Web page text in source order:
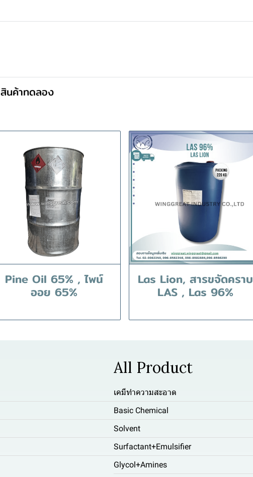
สินค้าทดลอง
Pine Oil 65% , ไพน์
ออย 65%
Las Lion, สารขจัดคราบ
LAS , Las 96%
All Product
เคมีทำความสะอาด
Basic Chemical
Solvent
Surfactant+Emulsifier
Glycol+Amines